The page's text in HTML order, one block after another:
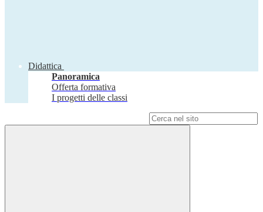
Didattica
Panoramica
Offerta formativa
I progetti delle classi